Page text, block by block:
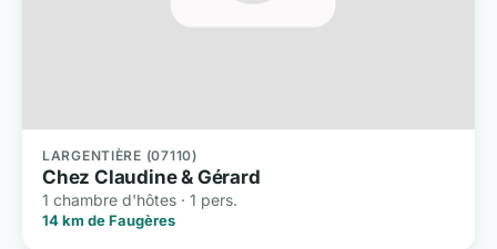
LARGENTIÈRE (07110)
Chez Claudine & Gérard
1 chambre d'hôtes · 1 pers.
14 km de Faugères